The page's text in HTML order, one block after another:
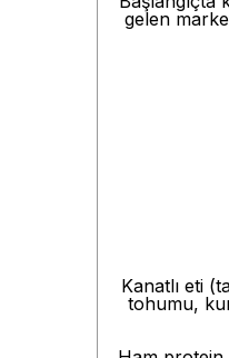
gelen
Kanatlı eti
tohumu,